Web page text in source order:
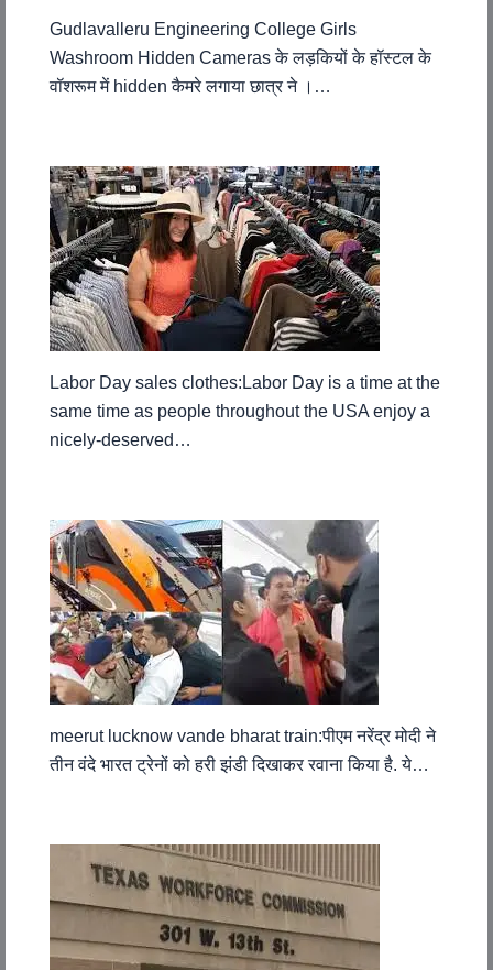
Gudlavalleru Engineering College Girls
Washroom Hidden Cameras के लड़कियों के हॉस्टल के
वॉशरूम में hidden कैमरे लगाया छात्र ने ।…
Labor Day sales clothes:Labor Day is a time at the
same time as people throughout the USA enjoy a
nicely-deserved…
meerut lucknow vande bharat train:पीएम नरेंद्र मोदी ने
तीन वंदे भारत ट्रेनों को हरी झंडी दिखाकर रवाना किया है. ये…